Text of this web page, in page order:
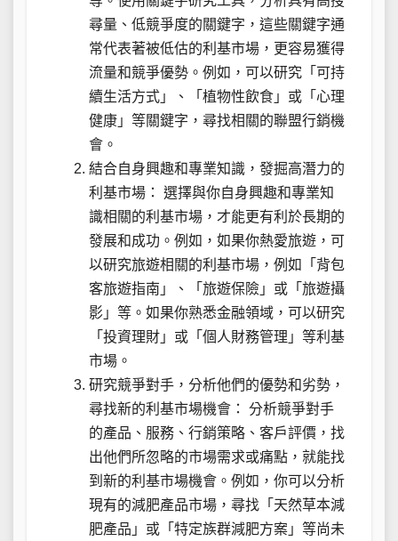
尋量、低競爭度的關鍵字，這些關鍵字通
常代表著被低估的利基市場，更容易獲得
流量和競爭優勢。例如，可以研究「可持
續生活方式」、「植物性飲食」或「心理
健康」等關鍵字，尋找相關的聯盟行銷機
會。
結合自身興趣和專業知識，發掘高潛力的
利基市場： 選擇與你自身興趣和專業知
識相關的利基市場，才能更有利於長期的
發展和成功。例如，如果你熱愛旅遊，可
以研究旅遊相關的利基市場，例如「背包
客旅遊指南」、「旅遊保險」或「旅遊攝
影」等。如果你熟悉金融領域，可以研究
「投資理財」或「個人財務管理」等利基
市場。
研究競爭對手，分析他們的優勢和劣勢，
尋找新的利基市場機會： 分析競爭對手
的產品、服務、行銷策略、客戶評價，找
出他們所忽略的市場需求或痛點，就能找
到新的利基市場機會。例如，你可以分析
現有的減肥產品市場，尋找「天然草本減
肥產品」或「特定族群減肥方案」等尚未